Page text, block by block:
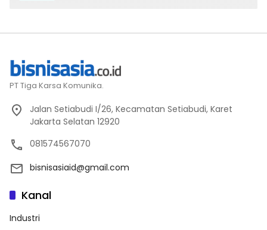
PT Tiga Karsa Komunika.
Jalan Setiabudi I/26, Kecamatan Setiabudi, Karet
Jakarta Selatan 12920
081574567070
bisnisasiaid@gmail.com
Kanal
Industri